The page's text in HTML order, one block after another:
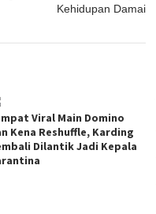
Kehidupan Damai
Viral Main Domino
Kena Reshuffle, Karding
Dilantik Jadi Kepala